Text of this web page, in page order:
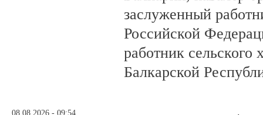
заслуженный
Российской
работник сельского
Балкарской
08.08.2026 - 09:54